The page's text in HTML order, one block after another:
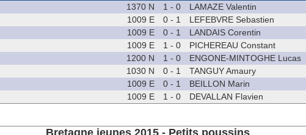
1370 N 1 - 0 LAMAZE Valentin
1009 E 0 - 1 LEFEBVRE Sebastien
1009 E 0 - 1 LANDAIS Corentin
1009 E 1 - 0 PICHEREAU Constant
1200 N 1 - 0 ENGONE-MINTOGHE Lucas
1030 N 0 - 1 TANGUY Amaury
1009 E 0 - 1 BEILLON Marin
1009 E 1 - 0 DEVALLAN Flavien